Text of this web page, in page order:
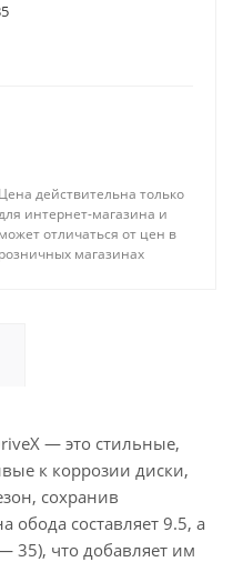
Цена действительна только
интернет-магазина и
может отличаться от цен в
розничных магазинах
— это стильные,
к коррозии диски,
сохранив
составляет 9.5, а
35), что добавляет им